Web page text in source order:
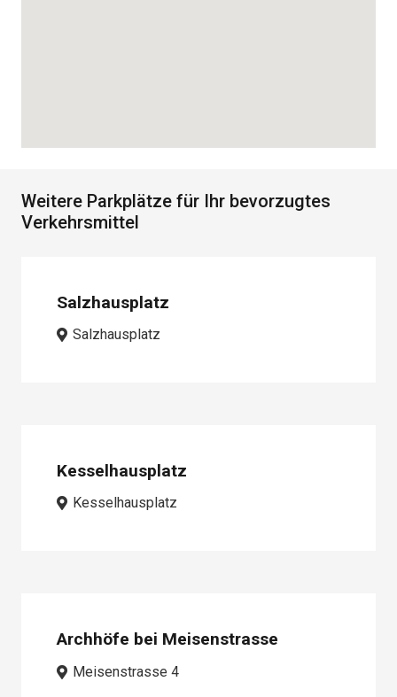
Weitere Parkplätze für Ihr bevorzugtes
Verkehrsmittel
Salzhausplatz
Salzhausplatz
Kesselhausplatz
Kesselhausplatz
Archhöfe bei Meisenstrasse
Meisenstrasse 4